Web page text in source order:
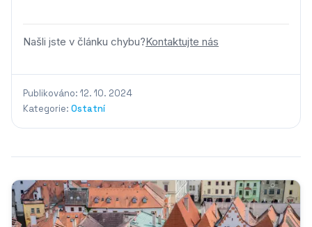
Našli jste v článku chybu?Kontaktujte nás
Publikováno: 12. 10. 2024
Kategorie: Ostatní